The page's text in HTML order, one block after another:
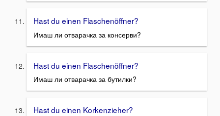
Hast du einen Flaschenöffner?
Имаш ли отварачка за консерви?
Hast du einen Flaschenöffner?
Имаш ли отварачка за бутилки?
Hast du einen Korkenzieher?